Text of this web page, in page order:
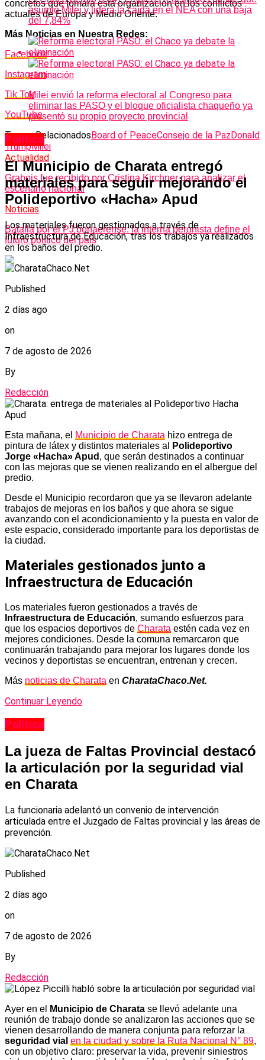
concretos que tomará esta organización en los conflictos
actuales de Europa y Medio Oriente.
Más Noticias en Nuestra Redes:
Facebook
Instagram
Tik Tok
YouTube
Temas RelacionadosBoard of PeaceConsejo de la PazDonald
TrumpMilei
Actualidad
Grabois fue recibido por Cristina Kirchner para analizar el
escenario nacional
Noticias
Batalla por el PJ bonaerense: la interna peronista define el
futuro político del país
asumió Milei y lidera la caída en el NEA con una baja
del 7,84%
Milei envió la reforma electoral al Congreso para
eliminar las PASO y el bloque oficialista chaqueño ya
presentó su propio proyecto provincial
Política
El Municipio de Charata entregó
materiales para seguir mejorando el
Polideportivo «Hacha» Apud
Los materiales fueron gestionados a través de
Infraestructura de Educación, tras los trabajos ya realizados
en los baños del predio.
Published
2 días ago
on
7 de agosto de 2026
By
Redacción
Esta mañana, el Municipio de Charata hizo entrega de
pintura de látex y distintos materiales al
Polideportivo
Jorge «Hacha» Apud , que serán destinados a continuar
con las mejoras que se vienen realizando en el albergue del
predio.
Desde el Municipio recordaron que ya se llevaron adelante
trabajos de mejoras en los baños y que ahora se sigue
avanzando con el acondicionamiento y la puesta en valor de
este espacio, considerado importante para los deportistas de
la ciudad.
Materiales gestionados junto a
Infraestructura de Educación
Los materiales fueron gestionados a través de
Infraestructura de Educación, sumando esfuerzos para
que los espacios deportivos de Charata estén cada vez en
mejores condiciones. Desde la comuna remarcaron que
continuarán trabajando para mejorar los lugares donde los
vecinos y deportistas se encuentran, entrenan y crecen.
Más noticias de Charata en CharataChaco.Net.
Continuar Leyendo
Política
La jueza de Faltas Provincial destacó
la articulación por la seguridad vial
en Charata
La funcionaria adelantó un convenio de intervención
articulada entre el Juzgado de Faltas provincial y las áreas de
prevención.
Published
2 días ago
on
7 de agosto de 2026
By
Redacción
Ayer en el Municipio de Charata se llevó adelante una
reunión de trabajo donde se analizaron las acciones que se
vienen desarrollando de manera conjunta para reforzar la
seguridad vial en la ciudad y sobre la Ruta Nacional N° 89,
con un objetivo claro: preservar la vida, prevenir siniestros